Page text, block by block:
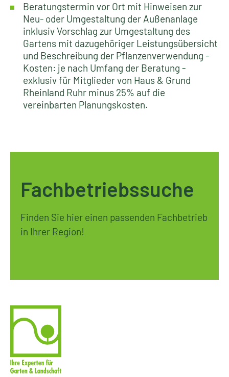
Beratungstermin vor Ort mit Hinweisen zur
Neu- oder Umgestaltung der Außenanlage
inklusiv Vorschlag zur Umgestaltung des
Gartens mit dazugehöriger Leistungsübersicht
und Beschreibung der Pflanzenverwendung -
Kosten: je nach Umfang der Beratung -
exklusiv für Mitglieder von Haus & Grund
Rheinland Ruhr minus 25% auf die
vereinbarten Planungskosten.
Fachbetriebssuche
Finden Sie hier einen passenden Fachbetrieb
in Ihrer Region!